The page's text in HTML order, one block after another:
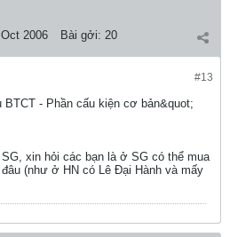
Oct 2006 Bài gởi: 20
#13
- Phần cấu kiện cơ bản&quot;
xin hỏi các bạn là ở SG có thể mua
(như ở HN có Lê Đại Hành và mấy